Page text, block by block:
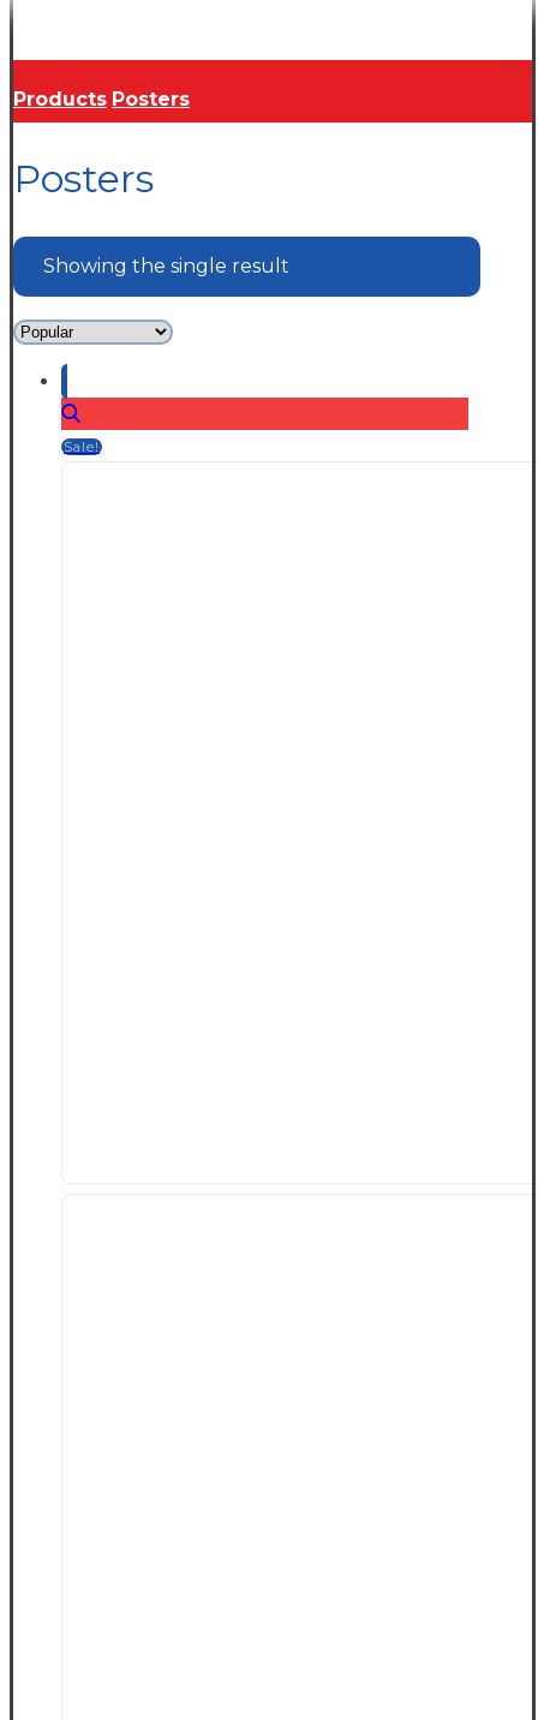
Products Posters
Posters
Showing the single result
Sale!